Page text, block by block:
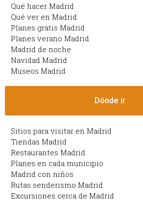
Qué hacer Madrid
Qué ver en Madrid
Planes gratis Madrid
Planes verano Madrid
Madrid de noche
Navidad Madrid
Museos Madrid
Dónde ir
Sitios para visitar en Madrid
Tiendas Madrid
Restaurantes Madrid
Planes en cada municipio
Madrid con niños
Rutas senderismo Madrid
Excursiones cerca de Madrid